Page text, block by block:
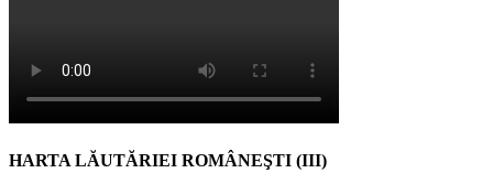
HARTA LĂUTĂRIEI ROMÂNEŞTI (III)